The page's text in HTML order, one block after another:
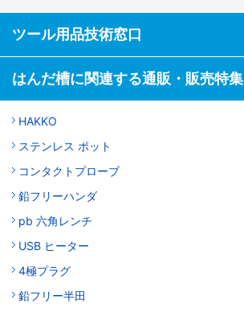
ツール用品技術窓口
はんだ槽に関連する通販・販売特集
HAKKO
ステンレス ポット
コンタクトプローブ
鉛フリーハンダ
pb 六角レンチ
USB ヒーター
4極プラグ
鉛フリー半田